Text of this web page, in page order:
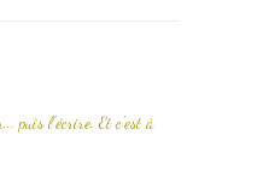
puis l'écrire. Et c'est à